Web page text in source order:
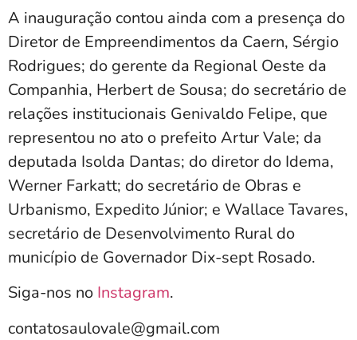
A inauguração contou ainda com a presença do
Diretor de Empreendimentos da Caern, Sérgio
Rodrigues; do gerente da Regional Oeste da
Companhia, Herbert de Sousa; do secretário de
relações institucionais Genivaldo Felipe, que
representou no ato o prefeito Artur Vale; da
deputada Isolda Dantas; do diretor do Idema,
Werner Farkatt; do secretário de Obras e
Urbanismo, Expedito Júnior; e Wallace Tavares,
secretário de Desenvolvimento Rural do
município de Governador Dix-sept Rosado.
Siga-nos no Instagram.
contatosaulovale@gmail.com